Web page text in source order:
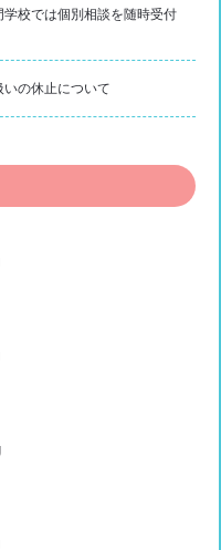
校では個別相談を随時受付
の休止について